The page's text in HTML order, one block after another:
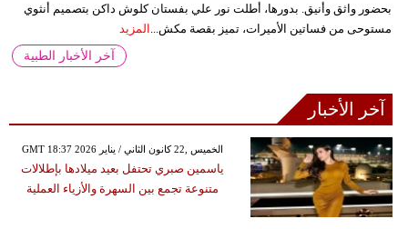
بحضور واثق وأنيق. بدورها، أطلت نور علي بفستان كلوش داكن بتصميم أنثوي
مستوحى من فساتين الأميرات، تميز بقصة مكش... المزيد
آخر الأخبار الطبية
آخر الأخبار
GMT 18:37 2026 الخميس ,22 كانون الثاني / يناير
ياسمين صبري تحتفل بعيد ميلادها بإطلالات
متنوعة تجمع بين السهرة والأزياء العملية